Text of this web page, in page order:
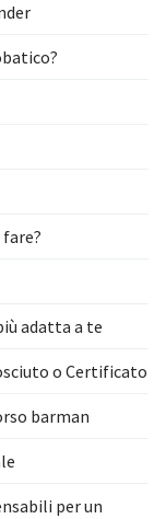
adatta a te
o Certificato
barman
per un